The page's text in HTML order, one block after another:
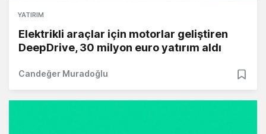
YATIRIM
Elektrikli araçlar için motorlar geliştiren
DeepDrive, 30 milyon euro yatırım aldı
Candeğer Muradoğlu